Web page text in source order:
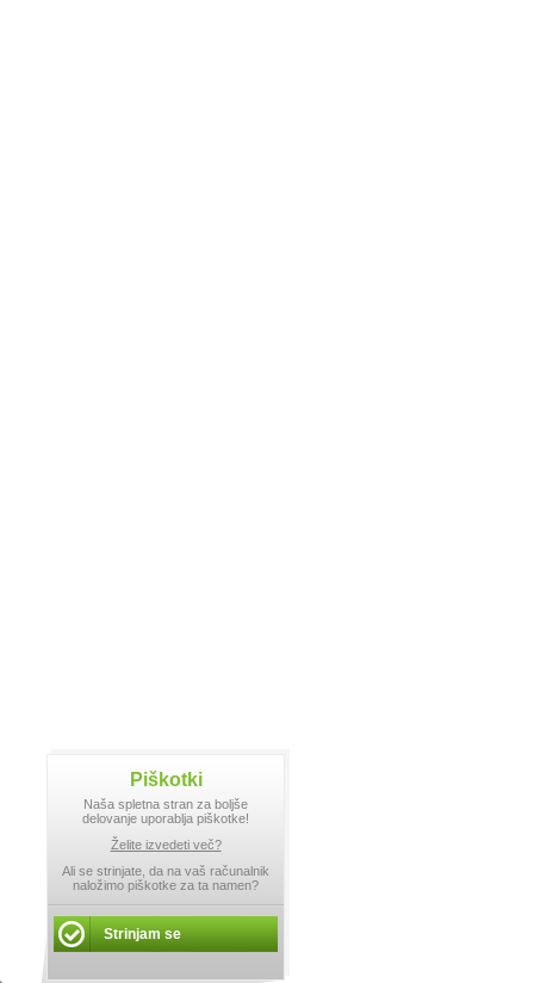
Piškotki
Naša spletna stran za boljše
delovanje uporablja piškotke!
Želite izvedeti več?
Ali se strinjate, da na vaš računalnik
naložimo piškotke za ta namen?
Strinjam se